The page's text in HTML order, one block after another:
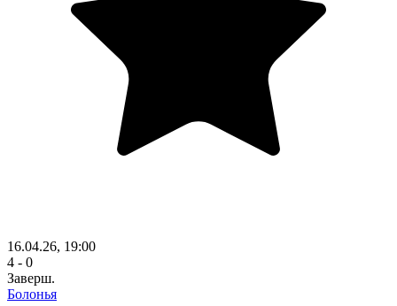
16.04.26, 19:00
4 - 0
Заверш.
Болонья